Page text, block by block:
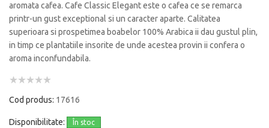
aromata cafea. Cafe Classic Elegant este o cafea ce se remarca
printr-un gust exceptional si un caracter aparte. Calitatea
superioara si prospetimea boabelor 100% Arabica ii dau gustul plin,
in timp ce plantatiile insorite de unde acestea provin ii confera o
aroma inconfundabila.
Cod produs: 17616
Disponibilitate: În stoc